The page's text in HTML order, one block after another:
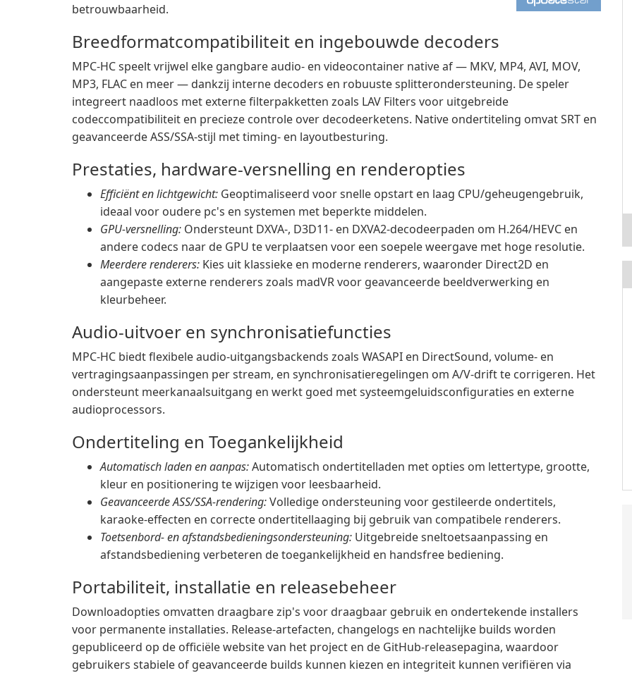
betrouwbaarheid.
Breedformatcompatibiliteit en ingebouwde decoders
MPC-HC speelt vrijwel elke gangbare audio- en videocontainer native af — MKV, MP4, AVI, MOV,
MP3, FLAC en meer — dankzij interne decoders en robuuste splitterondersteuning. De speler
integreert naadloos met externe filterpakketten zoals LAV Filters voor uitgebreide
codeccompatibiliteit en precieze controle over decodeerketens. Native ondertiteling omvat SRT en
geavanceerde ASS/SSA-stijl met timing- en layoutbesturing.
Prestaties, hardware-versnelling en renderopties
Efficiënt en lichtgewicht: Geoptimaliseerd voor snelle opstart en laag CPU/geheugengebruik,
ideaal voor oudere pc's en systemen met beperkte middelen.
GPU-versnelling: Ondersteunt DXVA-, D3D11- en DXVA2-decodeerpaden om H.264/HEVC en
andere codecs naar de GPU te verplaatsen voor een soepele weergave met hoge resolutie.
Meerdere renderers: Kies uit klassieke en moderne renderers, waaronder Direct2D en
aangepaste externe renderers zoals madVR voor geavanceerde beeldverwerking en
kleurbeheer.
Audio-uitvoer en synchronisatiefuncties
MPC-HC biedt flexibele audio-uitgangsbackends zoals WASAPI en DirectSound, volume- en
vertragingsaanpassingen per stream, en synchronisatieregelingen om A/V-drift te corrigeren. Het
ondersteunt meerkanaalsuitgang en werkt goed met systeemgeluidsconfiguraties en externe
audioprocessors.
Ondertiteling en Toegankelijkheid
Automatisch laden en aanpas:Automatisch ondertitelladen met opties om lettertype, grootte,
kleur en positionering te wijzigen voor leesbaarheid.
Geavanceerde ASS/SSA-rendering:Volledige ondersteuning voor gestileerde ondertitels,
karaoke-effecten en correcte ondertitellaaging bij gebruik van compatibele renderers.
Toetsenbord- en afstandsbedieningsondersteuning: Uitgebreide sneltoetsaanpassing en
afstandsbediening verbeteren de toegankelijkheid en handsfree bediening.
Portabiliteit, installatie en releasebeheer
Downloadopties omvatten draagbare zip's voor draagbaar gebruik en ondertekende installers
voor permanente installaties. Release-artefacten, changelogs en nachtelijke builds worden
gepubliceerd op de officiële website van het project en de GitHub-releasepagina, waardoor
gebruikers stabiele of geavanceerde builds kunnen kiezen en integriteit kunnen verifiëren via